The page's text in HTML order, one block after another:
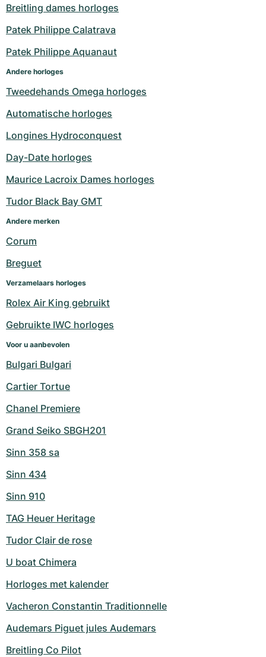
Breitling dames horloges
Patek Philippe Calatrava
Patek Philippe Aquanaut
Andere horloges
Tweedehands Omega horloges
Automatische horloges
Longines Hydroconquest
Day-Date horloges
Maurice Lacroix Dames horloges
Tudor Black Bay GMT
Andere merken
Corum
Breguet
Verzamelaars horloges
Rolex Air King gebruikt
Gebruikte IWC horloges
Voor u aanbevolen
Bulgari Bulgari
Cartier Tortue
Chanel Premiere
Grand Seiko SBGH201
Sinn 358 sa
Sinn 434
Sinn 910
TAG Heuer Heritage
Tudor Clair de rose
U boat Chimera
Horloges met kalender
Vacheron Constantin Traditionnelle
Audemars Piguet jules Audemars
Breitling Co Pilot